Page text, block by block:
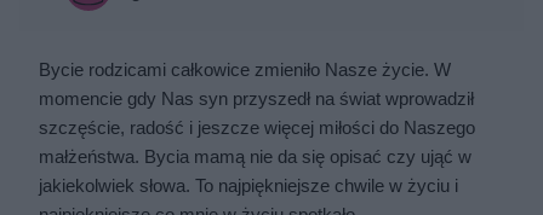
Bycie rodzicami całkowice zmieniło Nasze życie. W
momencie gdy Nas syn przyszedł na świat wprowadził
szczęście, radość i jeszcze więcej miłości do Naszego
małżeństwa. Bycia mamą nie da się opisać czy ująć w
jakiekolwiek słowa. To najpiękniejsze chwile w życiu i